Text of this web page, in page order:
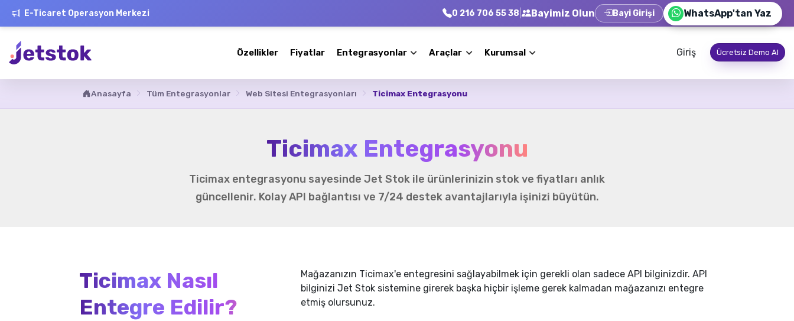
E-Ticaret Operasyon Merkezi 0 216 706 55 38 Bayimiz Olun Bayi Girişi WhatsApp'tan Yaz
Özellikler Fiyatlar Entegrasyonlar Araçlar Kurumsal Giriş Ücretsiz Demo Al
Anasayfa Tüm Entegrasyonlar Web Sitesi Entegrasyonları Ticimax Entegrasyonu
Ticimax Entegrasyonu
Ticimax entegrasyonu sayesinde Jet Stok ile ürünlerinizin stok ve fiyatları anlık
güncellenir. Kolay API bağlantısı ve 7/24 destek avantajlarıyla işinizi büyütün.
Ticimax Nasıl
Entegre Edilir?
Mağazanızın Ticimax'e entegresini sağlayabilmek için gerekli olan sadece API bilginizdir. API
bilginizi Jet Stok sistemine girerek başka hiçbir işleme gerek kalmadan mağazanızı entegre
etmiş olursunuz.